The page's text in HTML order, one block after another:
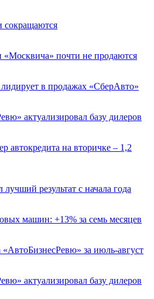
сокращаются
почти не продаются
лидирует в продажах «СберАвто»
актуализировал базу дилеров
автокредита на вторичке – 1,2
результат с начала года
машин: +13% за семь месяцев
за июль-август
актуализировал базу дилеров